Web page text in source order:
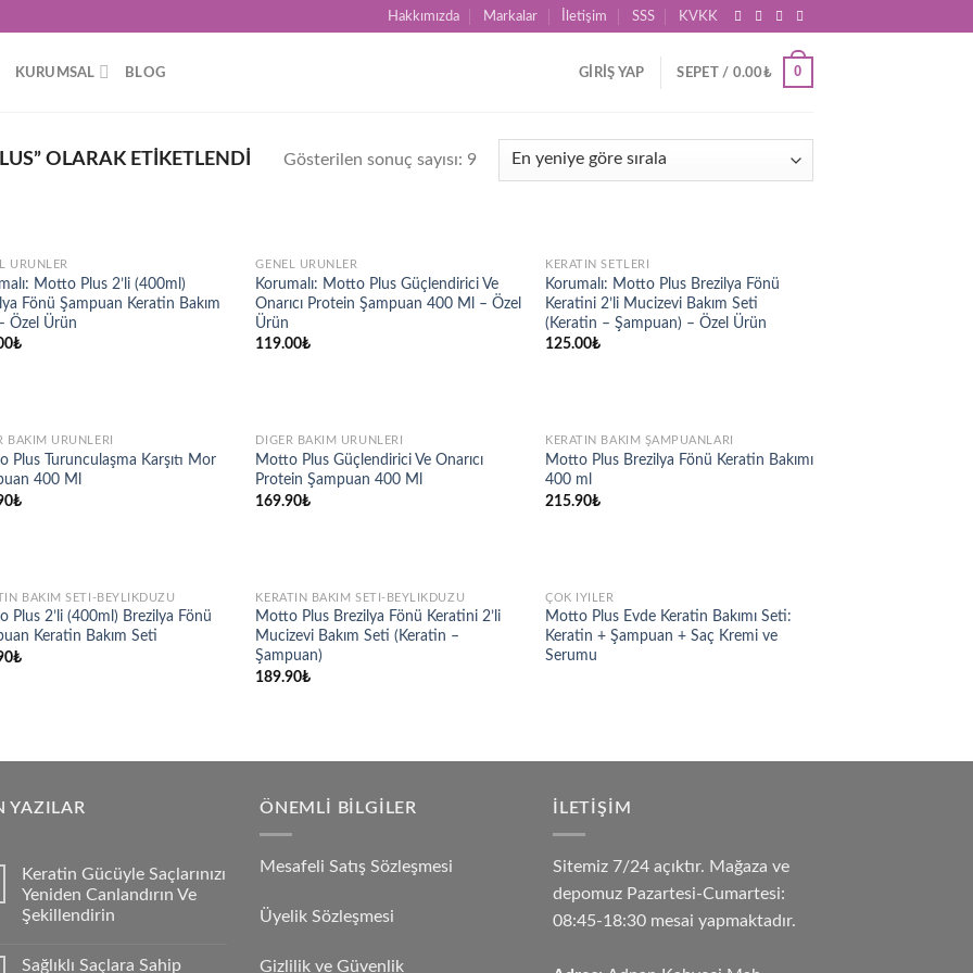
Hakkımızda Markalar İletişim SSS KVKK
KURUMSAL BLOG GIRIŞ YAP SEPET / 0.00₺ 0
OLARAK ETIKETLENDI Gösterilen sonuç sayısı: 9
Add to
wishlist
STOKTA YOK
ÜRÜNLER
Motto Plus 2’li (400ml)
Fönü Şampuan Keratin Bakım
Özel Ürün
₺
Add to
wishlist
STOKTA YOK
GENEL ÜRÜNLER
Korumalı: Motto Plus Güçlendirici Ve
Onarıcı Protein Şampuan 400 Ml – Özel
Ürün
119.00₺
Add to
wishlist
STOKTA YOK
KERATIN SETLERI
Korumalı: Motto Plus Brezilya Fönü
Keratini 2’li Mucizevi Bakım Seti
(Keratin – Şampuan) – Özel Ürün
125.00₺
Add to
STOKTA YOK
BAKIM ÜRÜNLERI
Plus Turunculaşma Karşıtı Mor
400 Ml
₺
Add to
STOKTA YOK
DIĞER BAKIM ÜRÜNLERI
Motto Plus Güçlendirici Ve Onarıcı
Protein Şampuan 400 Ml
169.90₺
Add to
STOKTA YOK
KERATIN BAKIM ŞAMPUANLARI
Motto Plus Brezilya Fönü Keratin Bakımı
400 ml
215.90₺
Add to
STOKTA YOK
BAKIM SETI-BEYLIKDÜZÜ
Plus 2’li (400ml) Brezilya Fönü
Keratin Bakım Seti
₺
Add to
STOKTA YOK
KERATIN BAKIM SETI-BEYLIKDÜZÜ
Motto Plus Brezilya Fönü Keratini 2’li
Mucizevi Bakım Seti (Keratin –
Şampuan)
189.90₺
Add to
wishlist
ÇOK İYILER
Motto Plus Evde Keratin Bakımı Seti:
Keratin + Şampuan + Saç Kremi ve
Serumu
YAZILAR
Keratin Gücüyle Saçlarınızı
Yeniden Canlandırın Ve
Şekillendirin
Sağlıklı Saçlara Sahip
ÖNEMLI BILGILER
Mesafeli Satış Sözleşmesi
Üyelik Sözleşmesi
Gizlilik ve Güvenlik
İLETIŞIM
Sitemiz 7/24 açıktır. Mağaza ve
depomuz Pazartesi-Cumartesi:
08:45-18:30 mesai yapmaktadır.